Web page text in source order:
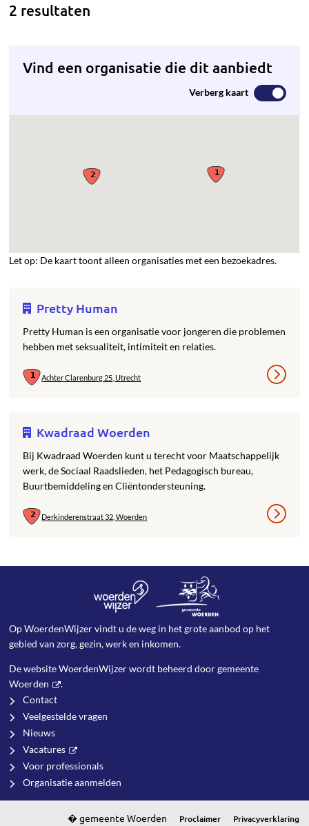
2 resultaten
Vind een organisatie die dit aanbiedt
Verberg kaart
Let op: De kaart toont alleen organisaties met een bezoekadres.
Pretty Human
Pretty Human is een organisatie voor jongeren die problemen
hebben met seksualiteit, intimiteit en relaties.
Achter Clarenburg 25, Utrecht
Kwadraad Woerden
Bij Kwadraad Woerden kunt u terecht voor Maatschappelijk
werk, de Sociaal Raadslieden, het Pedagogisch bureau,
Buurtbemiddeling en Cliëntondersteuning.
Derkinderenstraat 32, Woerden
Op WoerdenWijzer vindt u de weg in het grote aanbod op het
gebied van zorg, gezin, werk en inkomen.
De website WoerdenWijzer wordt beheerd doorgemeente
Woerden
.
Contact
Veelgestelde vragen
Nieuws
Vacatures
Voor professionals
Organisatie aanmelden
Proclaimer Privacyverklaring